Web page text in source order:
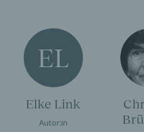
EL
Elke Link
Autor:in